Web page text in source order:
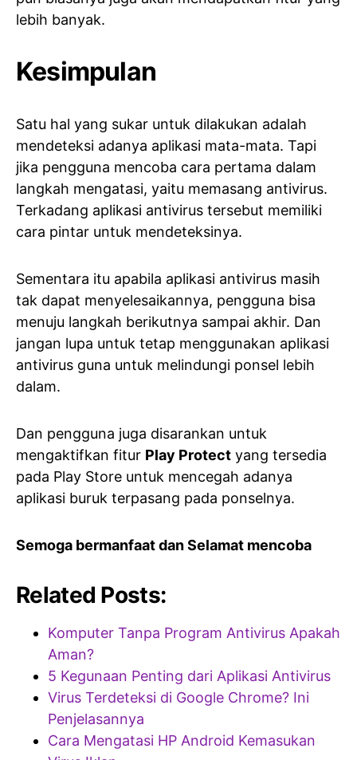
lebih banyak.
Kesimpulan
Satu hal yang sukar untuk dilakukan adalah
mendeteksi adanya aplikasi mata-mata. Tapi
jika pengguna mencoba cara pertama dalam
langkah mengatasi, yaitu memasang antivirus.
Terkadang aplikasi antivirus tersebut memiliki
cara pintar untuk mendeteksinya.
Sementara itu apabila aplikasi antivirus masih
tak dapat menyelesaikannya, pengguna bisa
menuju langkah berikutnya sampai akhir. Dan
jangan lupa untuk tetap menggunakan aplikasi
antivirus guna untuk melindungi ponsel lebih
dalam.
Dan pengguna juga disarankan untuk
mengaktifkan fitur Play Protect yang tersedia
pada Play Store untuk mencegah adanya
aplikasi buruk terpasang pada ponselnya.
Semoga bermanfaat dan Selamat mencoba
Related Posts:
Komputer Tanpa Program Antivirus Apakah
Aman?
5 Kegunaan Penting dari Aplikasi Antivirus
Virus Terdeteksi di Google Chrome? Ini
Penjelasannya
Cara Mengatasi HP Android Kemasukan